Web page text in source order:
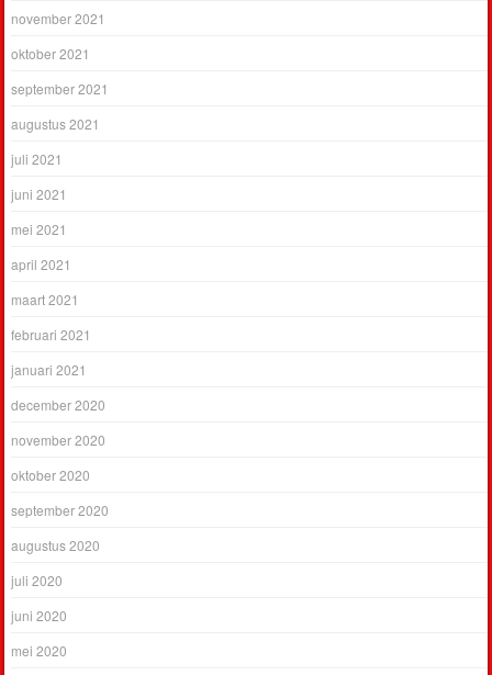
november 2021
oktober 2021
september 2021
augustus 2021
juli 2021
juni 2021
mei 2021
april 2021
maart 2021
februari 2021
januari 2021
december 2020
november 2020
oktober 2020
september 2020
augustus 2020
juli 2020
juni 2020
mei 2020